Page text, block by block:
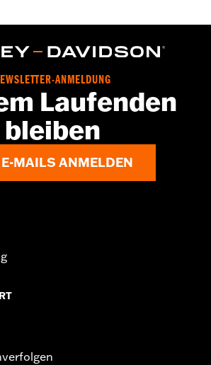
ANMELDUNG
Laufenden
bleiben
E-MAILS ANMELDEN